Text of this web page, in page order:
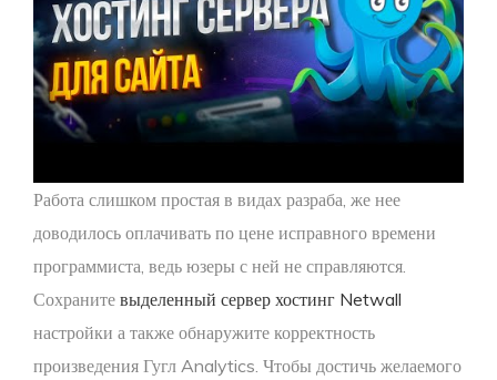
Работа слишком простая в видах разраба, же нее
доводилось оплачивать по цене исправного времени
программиста, ведь юзеры с ней не справляются.
Сохраните выделенный сервер хостинг Netwall
настройки а также обнаружите корректность
произведения Гугл Analytics. Чтобы достичь желаемого